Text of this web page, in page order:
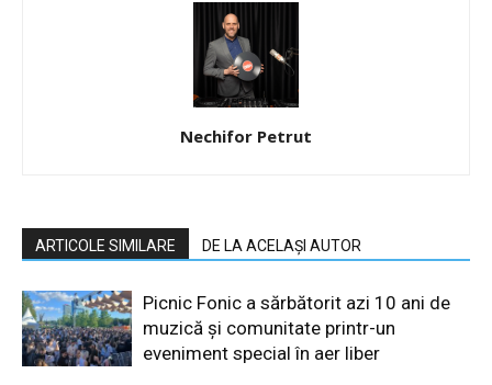
Nechifor Petrut
ARTICOLE SIMILARE DE LA ACELAȘI AUTOR
Picnic Fonic a sărbătorit azi 10 ani de
muzică și comunitate printr-un
eveniment special în aer liber